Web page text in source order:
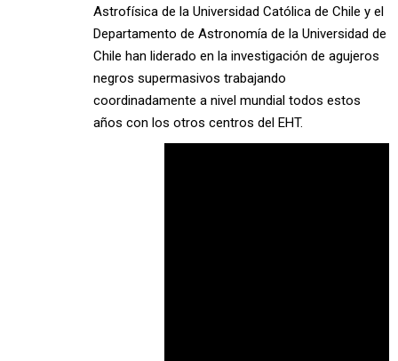
Astrofísica de la Universidad Católica de Chile y el
Departamento de Astronomía de la Universidad de
Chile han liderado en la investigación de agujeros
negros supermasivos trabajando
coordinadamente a nivel mundial todos estos
años con los otros centros del EHT.